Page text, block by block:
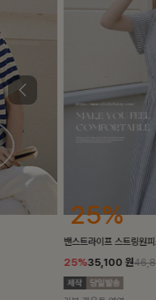
25%
밴스트라이프 스트링원
25%35,100 원